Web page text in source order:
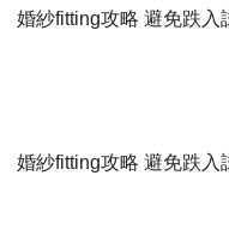
婚紗fitting攻略 避免跌入
婚紗fitting攻略 避免跌入